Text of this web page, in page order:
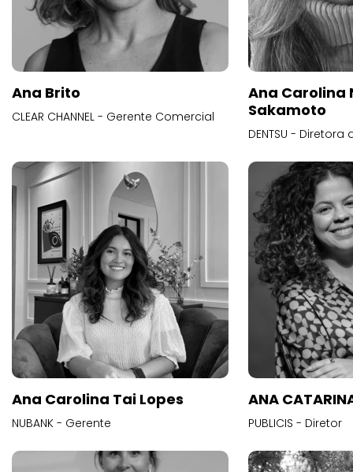
Ana Brito
CLEAR CHANNEL - Gerente Comercial
Ana Carolina
Sakamoto
DENTSU -
Ana Carolina Tai Lopes
NUBANK - Gerente
ANA
PUBLICIS - Diretor